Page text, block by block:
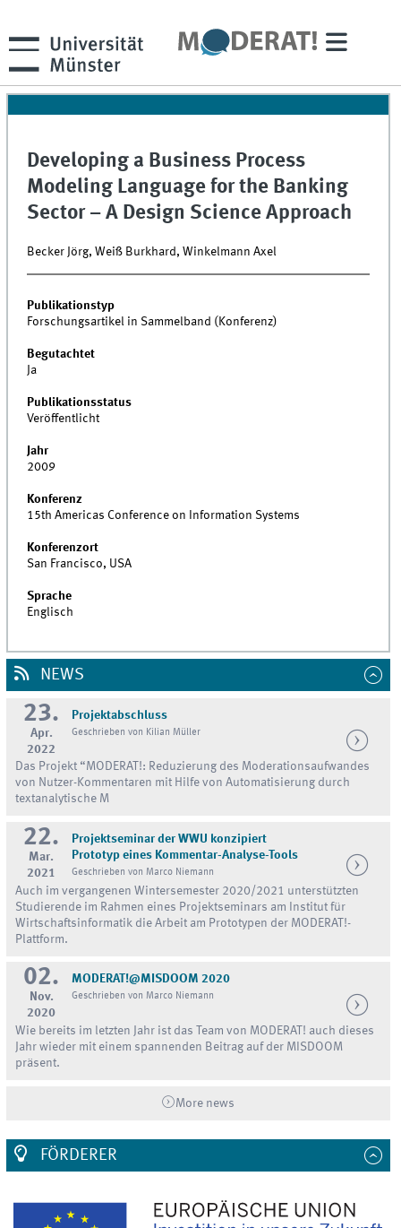
Developing a Business Process
Modeling Language for the Banking
Sector – A Design Science Approach
Becker Jörg, Weiß Burkhard, Winkelmann Axel
Publikationstyp
Forschungsartikel in Sammelband (Konferenz)
Begutachtet
Ja
Publikationsstatus
Veröffentlicht
Jahr
2009
Konferenz
15th Americas Conference on Information Systems
Konferenzort
San Francisco, USA
Sprache
Englisch
NEWS
23.
Apr.
2022
Projektabschluss
Geschrieben von Kilian Müller
Das Projekt “MODERAT!: Reduzierung des Moderationsaufwandes
von Nutzer-Kommentaren mit Hilfe von Automatisierung durch
textanalytische M
22.
Mar.
2021
Projektseminar der WWU konzipiert
Prototyp eines Kommentar-Analyse-Tools
Geschrieben von Marco Niemann
Auch im vergangenen Wintersemester 2020/2021 unterstützten
Studierende im Rahmen eines Projektseminars am Institut für
Wirtschaftsinformatik die Arbeit am Prototypen der MODERAT!-
Plattform.
02.
Nov.
2020
MODERAT!@MISDOOM 2020
Geschrieben von Marco Niemann
Wie bereits im letzten Jahr ist das Team von MODERAT! auch dieses
Jahr wieder mit einem spannenden Beitrag auf der MISDOOM
präsent.
More news
FÖRDERER